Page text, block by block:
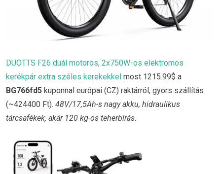
DUOTTS F26 duál motoros, 2x750W-os elektromos
kerékpár extra széles kerekekkel most 1215.99$ a
BG766fd5 kuponnal európai (CZ) raktárról, gyors szállítás
(~424400 Ft). 48V/17,5Ah-s nagy akku, hidraulikus
tárcsafékek, akár 120 kg-os teherbírás.